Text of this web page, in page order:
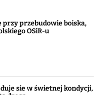
przy przebudowie boiska,
OSiR-u
sie w świetnej kondycji,